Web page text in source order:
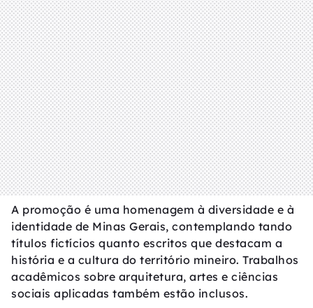
A promoção é uma homenagem à diversidade e à
identidade de Minas Gerais, contemplando tando
títulos fictícios quanto escritos que destacam a
história e a cultura do território mineiro. Trabalhos
acadêmicos sobre arquitetura, artes e ciências
sociais aplicadas também estão inclusos.